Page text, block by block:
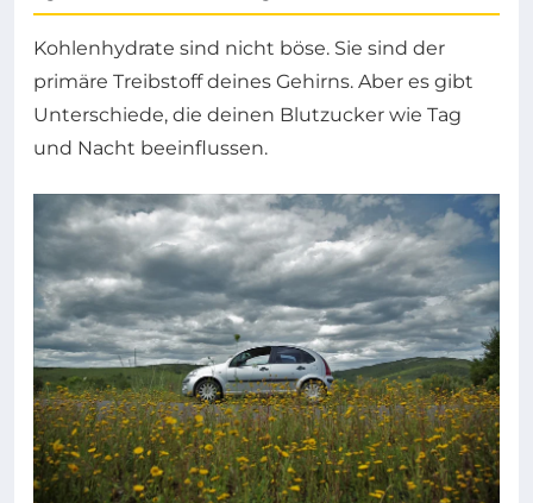
Kohlenhydrate sind nicht böse. Sie sind der
primäre Treibstoff deines Gehirns. Aber es gibt
Unterschiede, die deinen Blutzucker wie Tag
und Nacht beeinflussen.